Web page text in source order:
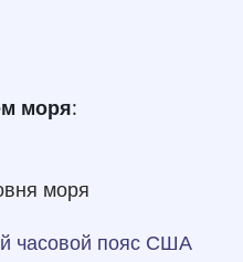
моря:
моря
часовой пояс США